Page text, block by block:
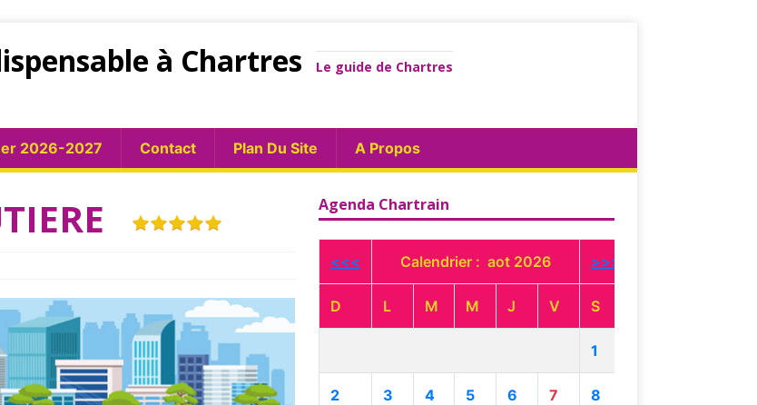
à Chartres Le guide de Chartres
2026-2027 Contact Plan Du Site A Propos
Agenda Chartrain
<<< Calendrier : aot 2026 >>>
D L M M J V S
1
2 3 4 5 6 7 8